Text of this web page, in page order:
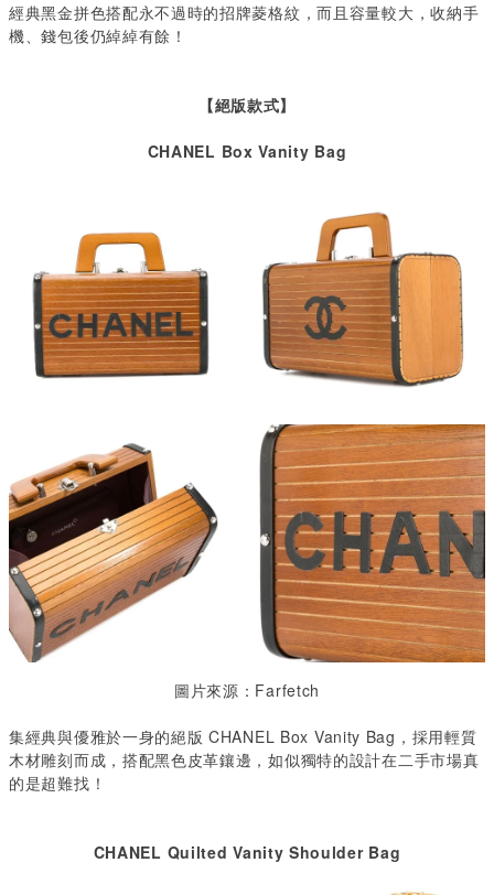
經典黑金拼色搭配永不過時的招牌菱格紋，而且容量較大，收納手
機、錢包後仍綽綽有餘！
【絕版款式】
CHANEL Box Vanity Bag
圖片來源：Farfetch
集經典與優雅於一身的絕版 CHANEL Box Vanity Bag，採用輕質
木材雕刻而成，搭配黑色皮革鑲邊，如似獨特的設計在二手市場真
的是超難找！
CHANEL Quilted Vanity Shoulder Bag